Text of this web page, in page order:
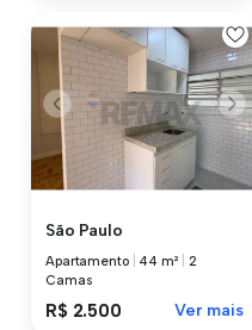
São Paulo
Apartamento 44 m²
2
Camas
R$ 2.500 Ver mais